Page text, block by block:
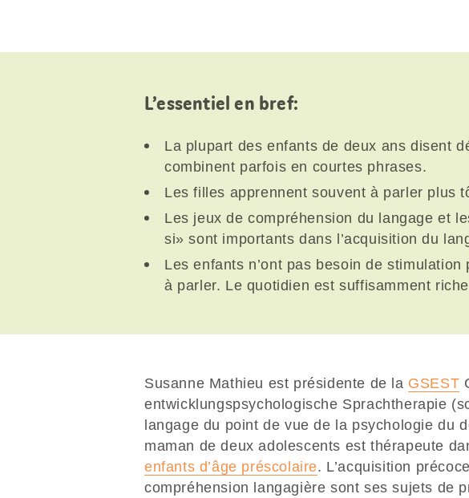
L’essentiel en bref:
La plupart des enfants de deux ans disent
combinent parfois en courtes phrases.
Les filles apprennent souvent à parler plus
Les jeux de compréhension du langage et
si» sont importants dans l’acquisition du
Les enfants n’ont pas besoin de
à parler. Le quotidien est suffisamment
Susanne Mathieu est présidente de la GSEST
entwicklungspsychologische Sprachtherapie
langage du point de vue de la psychologie du
maman de deux adolescents est thérapeute
enfants d’âge préscolaire. L’acquisition
compréhension langagière sont ses sujets de